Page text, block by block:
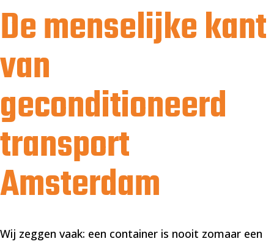
De menselijke kant
van
geconditioneerd
transport
Amsterdam
Wij zeggen vaak: een container is nooit zomaar een